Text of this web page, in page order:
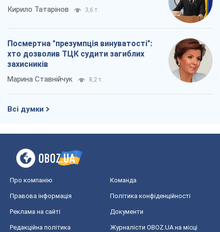
Кирило Татарінов 3,6 т.
Посмертна "презумпція винуватості":
хто дозволив ТЦК судити загиблих
захисників
Марина Ставнійчук 8,2 т.
Всі думки
Про компанію Команда
Правова інформація Політика конфіденційності
Реклама на сайті Документи
Редакційна політика
Журналісти OBOZ.UA на місці